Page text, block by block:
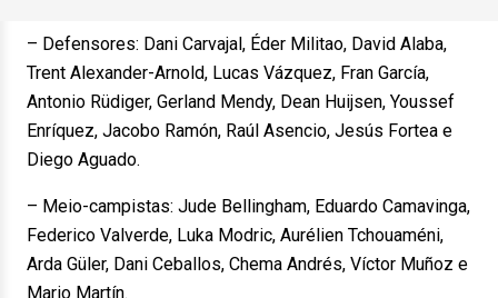
– Defensores: Dani Carvajal, Éder Militao, David Alaba,
Trent Alexander-Arnold, Lucas Vázquez, Fran García,
Antonio Rüdiger, Gerland Mendy, Dean Huijsen, Youssef
Enríquez, Jacobo Ramón, Raúl Asencio, Jesús Fortea e
Diego Aguado.
– Meio-campistas: Jude Bellingham, Eduardo Camavinga,
Federico Valverde, Luka Modric, Aurélien Tchouaméni,
Arda Güler, Dani Ceballos, Chema Andrés, Víctor Muñoz e
Mario Martín.